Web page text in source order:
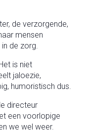
de verzorgende,
mensen
de zorg.
is niet
jaloezie,
humoristisch dus.
directeur
een voorlopige
we wel weer.